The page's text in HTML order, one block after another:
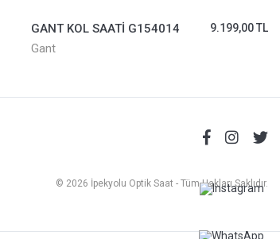
GANT KOL SAATİ G154014
Gant
9.199,00 TL
© 2026 İpekyolu Optik Saat - Tüm Hakları Saklıdır.